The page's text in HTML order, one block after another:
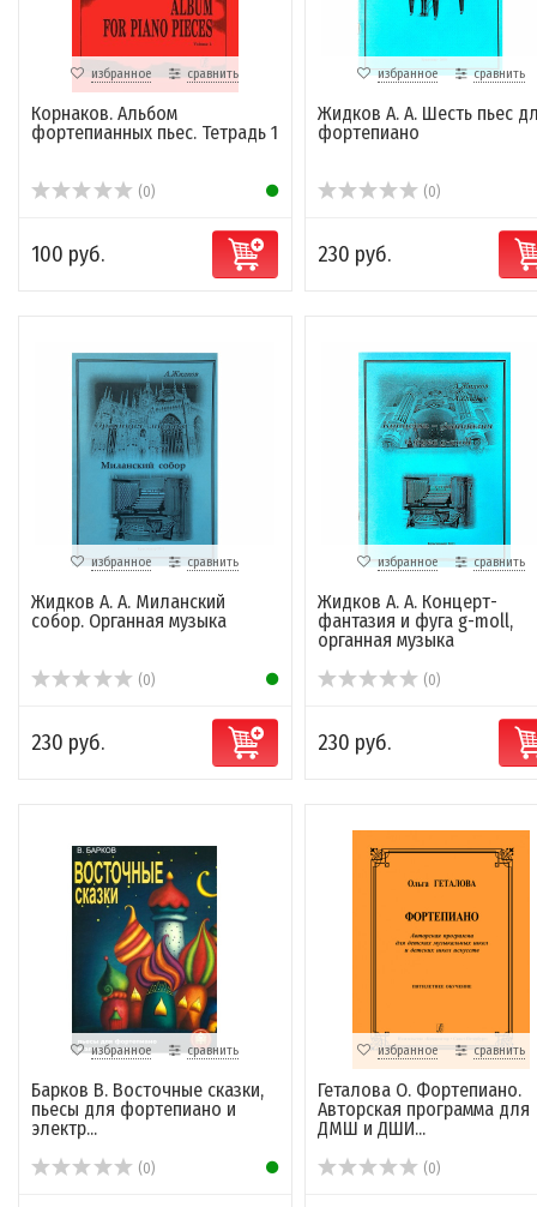
избранное сравнить
Корнаков. Альбом
фортепианных пьес. Тетрадь 1
(0)
100 руб.
избранное сравнить
Жидков А. А. Шесть пьес
фортепиано
(0)
230 руб.
избранное сравнить
Жидков А. А. Миланский
собор. Органная музыка
(0)
230 руб.
избранное сравнить
Жидков А. А. Концерт-
фантазия и фуга g-moll,
органная музыка
(0)
230 руб.
избранное сравнить
Барков В. Восточные сказки,
пьесы для фортепиано и
электр...
(0)
избранное сравнить
Геталова О. Фортепиано.
Авторская программа для
ДМШ и ДШИ...
(0)